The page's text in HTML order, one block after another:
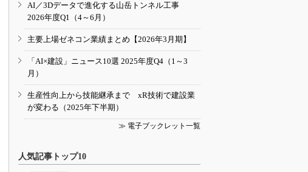
AI／3Dデータで進化する山岳トンネル工事
2026年度Q1（4～6月）
主要上場ゼネコン業績まとめ【2026年3月期】
「AI×建設」ニュース10選 2025年度Q4（1～3
月）
生産性向上から技能継承まで xR技術で建設業
が変わる（2025年下半期）
≫ 電子ブックレット一覧
人気記事トップ10